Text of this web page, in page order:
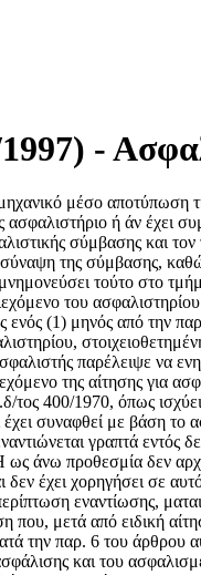
-
μέσο αποτύπωση
ασφαλιστήριο ή άν
σύμβασης και
της σύμβασης,
τούτο στο
του
ενός (1) μηνός από την
παρέλειψε να
της αίτησης για
400/1970, όπως
συναφθεί με βάση το
γραπτά
άνω προθεσμία δεν
έχει χορηγήσει σε
εναντίωσης,
που, μετά από ειδική
την παρ. 6 του άρθρου
και του